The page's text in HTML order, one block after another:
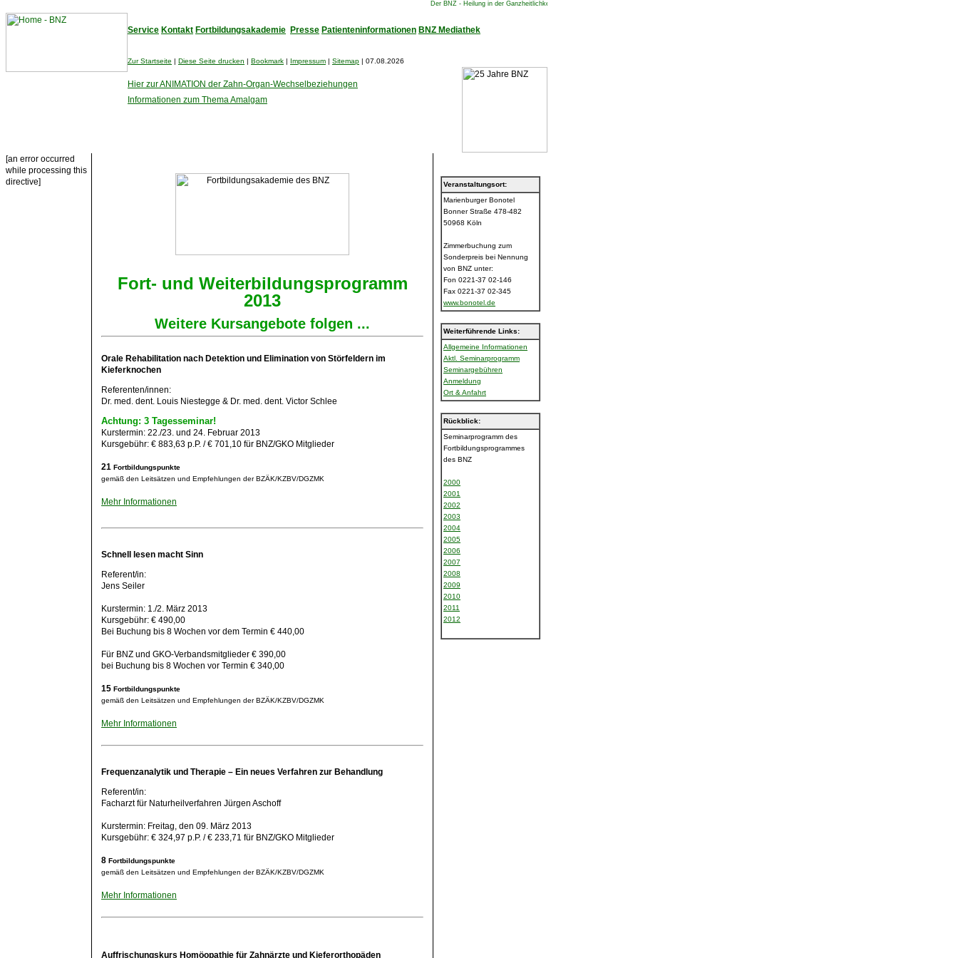
Service Kontakt Fortbildungsakademie Presse Patienteninformationen BNZ Mediathek
Zur Startseite | Diese Seite drucken | Bookmark | Impressum | Sitemap | 07.08.2026
Hier zur ANIMATION der Zahn-Organ-Wechselbeziehungen
Informationen zum Thema Amalgam
[an error occurred
while processing this
directive]
Fort- und Weiterbildungsprogramm
2013
Weitere Kursangebote folgen ...
Orale Rehabilitation nach Detektion und Elimination von Störfeldern im
Kieferknochen
Referenten/innen:
Dr. med. dent. Louis Niestegge & Dr. med. dent. Victor Schlee
Achtung: 3 Tagesseminar!
Kurstermin: 22./23. und 24. Februar 2013
Kursgebühr: € 883,63 p.P. / € 701,10 für BNZ/GKO Mitglieder
21 Fortbildungspunkte
gemäß den Leitsätzen und Empfehlungen der BZÄK/KZBV/DGZMK
Mehr Informationen
Schnell lesen macht Sinn
Referent/in:
Jens Seiler
Kurstermin: 1./2. März 2013
Kursgebühr: € 490,00
Bei Buchung bis 8 Wochen vor dem Termin € 440,00
Für BNZ und GKO-Verbandsmitglieder € 390,00
bei Buchung bis 8 Wochen vor Termin € 340,00
15 Fortbildungspunkte
gemäß den Leitsätzen und Empfehlungen der BZÄK/KZBV/DGZMK
Mehr Informationen
Frequenzanalytik und Therapie – Ein neues Verfahren zur Behandlung
Referent/in:
Facharzt für Naturheilverfahren Jürgen Aschoff
Kurstermin: Freitag, den 09. März 2013
Kursgebühr: € 324,97 p.P. / € 233,71 für BNZ/GKO Mitglieder
8 Fortbildungspunkte
gemäß den Leitsätzen und Empfehlungen der BZÄK/KZBV/DGZMK
Mehr Informationen
Auffrischungskurs Homöopathie für Zahnärzte und Kieferorthopäden
Veranstaltungsort:
Marienburger Bonotel
Bonner Straße 478-482
50968 Köln
Zimmerbuchung zum
Sonderpreis bei Nennung
von BNZ unter:
Fon 0221-37 02-146
Fax 0221-37 02-345
www.bonotel.de
Weiterführende Links:
Allgemeine Informationen
Aktl. Seminarprogramm
Seminargebühren
Anmeldung
Ort & Anfahrt
Rückblick:
Seminarprogramm des
Fortbildungsprogrammes
des BNZ
2000
2001
2002
2003
2004
2005
2006
2007
2008
2009
2010
2011
2012